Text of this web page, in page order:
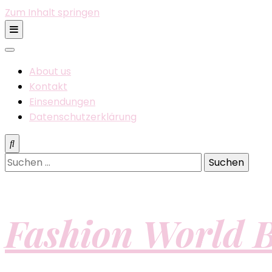
Zum Inhalt springen
About us
Kontakt
Einsendungen
Datenschutzerklärung
Suchen
nach:
Fashion World